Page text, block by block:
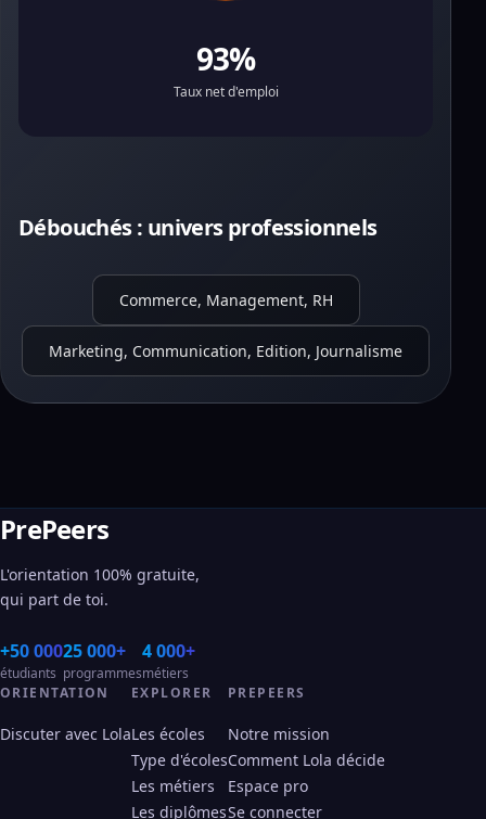
93%
Taux net d'emploi
Débouchés : univers professionnels
Commerce, Management, RH
Marketing, Communication, Edition, Journalisme
PrePeers
L'orientation 100% gratuite,
qui part de toi.
+50 000
étudiants
25 000+
programmes
4 000+
métiers
ORIENTATION
Discuter avec Lola
EXPLORER
Les écoles
Type d'écoles
Les métiers
Les diplômes
PREPEERS
Notre mission
Comment Lola décide
Espace pro
Se connecter